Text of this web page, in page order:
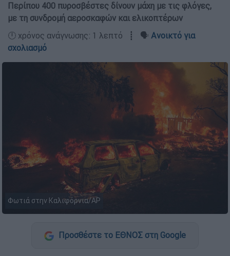
Περίπου 400 πυροσβέστες δίνουν μάχη με τις φλόγες,
με τη συνδρομή αεροσκαφών και ελικοπτέρων
🕛 χρόνος ανάγνωσης: 1 λεπτό ┋ 🗣️ Ανοικτό για
σχολιασμό
Φωτιά στην Καλιφόρνια/AP
Προσθέστε το ΕΘΝΟΣ στη Google